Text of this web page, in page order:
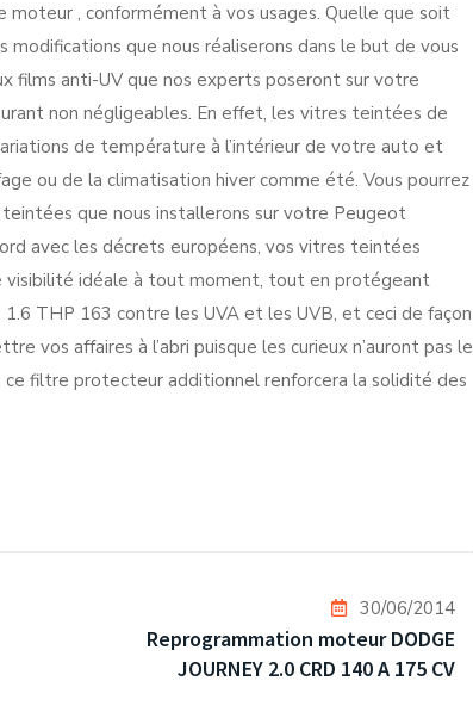
, conformément à vos usages. Quelle que soit
que nous réaliserons dans le but de vous
films anti-UV que nos experts poseront sur votre
non négligeables. En effet, les vitres teintées de
de température à l’intérieur de votre auto et
ou de la climatisation hiver comme été. Vous pourrez
que nous installerons sur votre Peugeot
avec les décrets européens, vos vitres teintées
visibilité idéale à tout moment, tout en protégeant
THP 163 contre les UVA et les UVB, et ceci de façon
vos affaires à l’abri puisque les curieux n’auront pas le
filtre protecteur additionnel renforcera la solidité des
30/06/2014
Reprogrammation moteur DODGE
JOURNEY 2.0 CRD 140 A 175 CV